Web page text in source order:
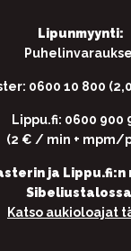
Lipunmyynti:
0600 10 800
Lippu.fi: 0600 900
(2 € / min + mpm/
ja Lippu.fi:n
Katso aukioloajat